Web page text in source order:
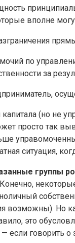
вполне
по
за
капитала (но не
просто так
ситуация,
группы
возможны). Но
это
если говорить о